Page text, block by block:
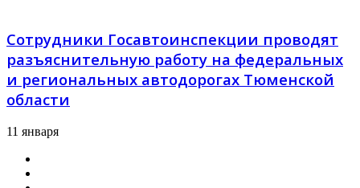
Сотрудники Госавтоинспекции проводят
разъяснительную работу на федеральных
и региональных автодорогах Тюменской
области
11 января